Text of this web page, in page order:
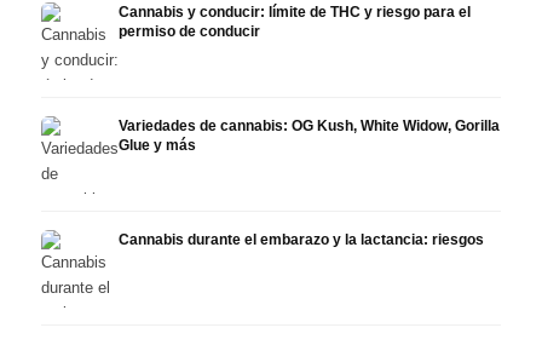
Cannabis y conducir: límite de THC y riesgo para el
permiso de conducir
Variedades de cannabis: OG Kush, White Widow, Gorilla
Glue y más
Cannabis durante el embarazo y la lactancia: riesgos